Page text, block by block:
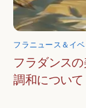
フラニュース＆イベ
フラダンス
調和について